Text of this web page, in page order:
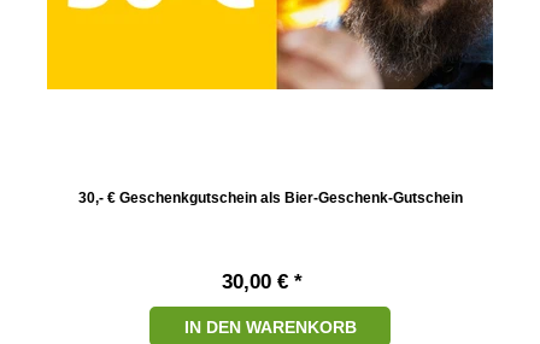
30,- € Geschenkgutschein als Bier-Geschenk-Gutschein
30,00 € *
IN DEN WARENKORB